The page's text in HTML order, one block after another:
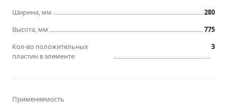
Ширина, мм
280
Высота, мм
775
Применяемость
Кол-во положительных
пластин в элементе
3